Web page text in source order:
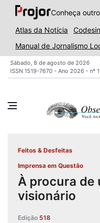
Conheça
Atlas da Notícia
Manual de Jornalismo
Sábado, 8 de agosto de 2026
ISSN 1519-7670 - Ano 2026 - nº
Feitos & Desfeitas
Imprensa em Questão
À procura de
visionário
Edição 518